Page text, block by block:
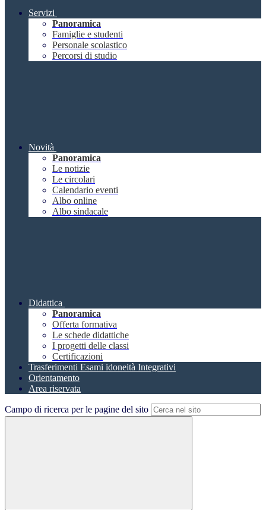
Servizi
Panoramica
Famiglie e studenti
Personale scolastico
Percorsi di studio
Novità
Panoramica
Le notizie
Le circolari
Calendario eventi
Albo online
Albo sindacale
Didattica
Panoramica
Offerta formativa
Le schede didattiche
I progetti delle classi
Certificazioni
Trasferimenti Esami idoneità Integrativi
Orientamento
Area riservata
Campo di ricerca per le pagine del sito